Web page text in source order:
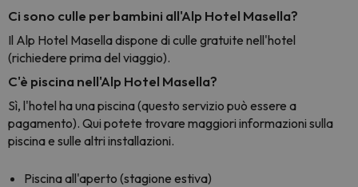
Ci sono culle per bambini all'Alp Hotel Masella?
Il Alp Hotel Masella dispone di culle gratuite nell'hotel
(richiedere prima del viaggio).
C'è piscina nell'Alp Hotel Masella?
Sì, l'hotel ha una piscina (questo servizio può essere a
pagamento). Qui potete trovare maggiori informazioni sulla
piscina e sulle altri installazioni.
Piscina all'aperto (stagione estiva)